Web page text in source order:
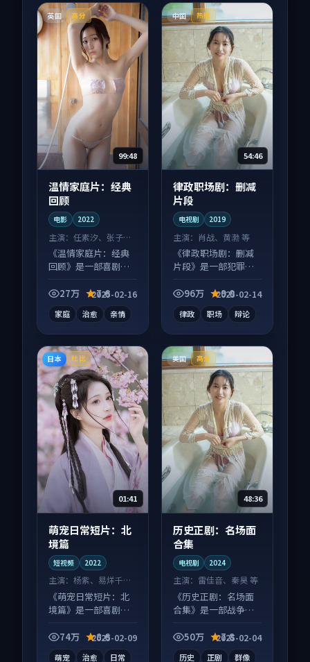
英国 高分
99:48
温情家庭片：经典
回顾
电影 2022
主演： 任素汐、张子枫
等
《温情家庭片：经典
回顾》是一部喜剧向
端观看，细节更丰
27万 7.6
2025-02-16
家庭 治愈 亲情
中国 热播
54:46
律政职场剧：删减
片段
电视剧 2019
主演： 肖战、黄渤 等
《律政职场剧：删减
片段》是一部犯罪向
论度高，适合配弹幕
96万 9.0
2025-02-14
律政 职场 辩论
日本 杜比
01:41
萌宠日常短片：北
境篇
短视频 2022
主演： 杨紫、易烊千玺
等
《萌宠日常短片：北
境篇》是一部喜剧向
素齐全，观感爽快不
74万 8.6
2025-02-09
萌宠 治愈 日常
美国 高分
48:36
历史正剧：名场面
合集
电视剧 2024
主演： 雷佳音、秦昊 等
《历史正剧：名场面
合集》是一部战争向
素齐全，观感爽快不
50万 7.8
2025-02-04
历史 正剧 群像